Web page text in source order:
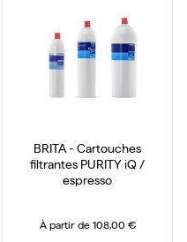
BRITA - Cartouches
filtrantes PURITY iQ /
espresso
À partir de 108,00 €